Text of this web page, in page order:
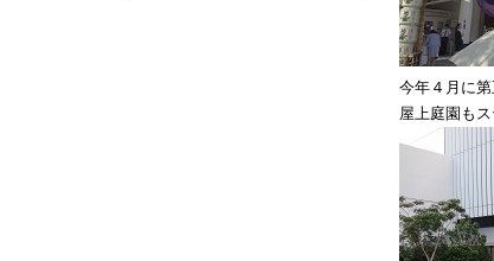
今年４月に
屋上庭園も